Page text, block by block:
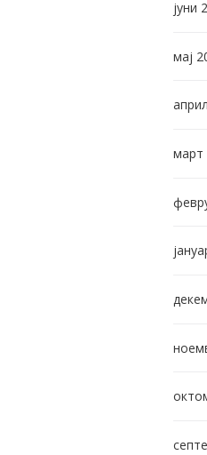
јуни
мај
април
март